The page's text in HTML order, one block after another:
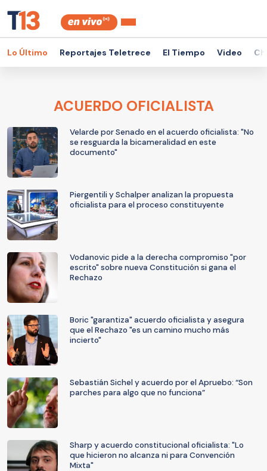
Lo Último Reportajes Teletrece El Tiempo Video
ACUERDO OFICIALISTA
Velarde por Senado en el acuerdo oficialista: "No
se resguarda la bicameralidad en este
documento"
Piergentili y Schalper analizan la propuesta
oficialista para el proceso constituyente
Vodanovic pide a la derecha compromiso "por
escrito" sobre nueva Constitución si gana el
Rechazo
Boric "garantiza" acuerdo oficialista y asegura
que el Rechazo "es un camino mucho más
incierto"
Sebastián Sichel y acuerdo por el Apruebo: “Son
parches para algo que no funciona”
Sharp y acuerdo constitucional oficialista: "Lo
que hicieron no alcanza ni para Convención
Mixta"